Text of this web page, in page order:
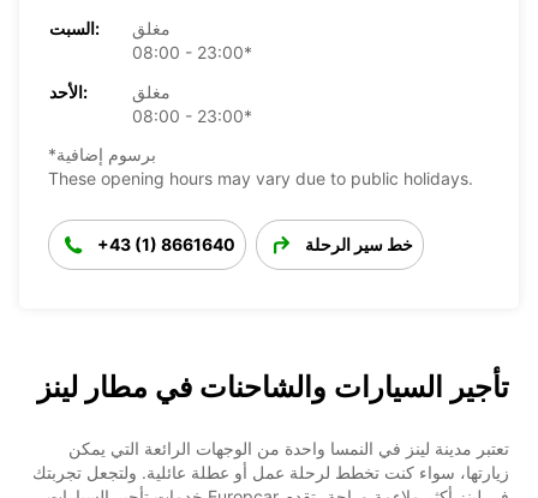
السبت:
مغلق
08:00 - 23:00*
الأحد:
مغلق
08:00 - 23:00*
*برسوم إضافية
These opening hours may vary due to public holidays.
+43 (1) 8661640 خط سير الرحلة
تأجير السيارات والشاحنات في مطار لينز
تعتبر مدينة لينز في النمسا واحدة من الوجهات الرائعة التي يمكن
زيارتها، سواء كنت تخطط لرحلة عمل أو عطلة عائلية. ولتجعل تجربتك